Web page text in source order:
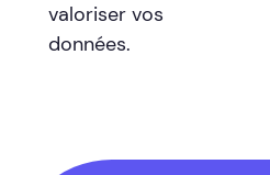
valoriser vos
données.